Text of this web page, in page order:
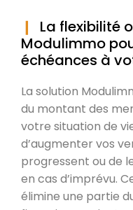
La flexibilité
Modulimmo
échéances à
La solution
du montant des
votre situation de
d’augmenter vos
progressent ou de
en cas d’imprévu.
élimine une partie